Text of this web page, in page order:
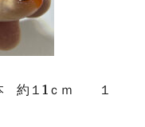
約１1ｃｍ １